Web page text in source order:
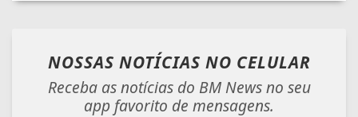
NOSSAS NOTÍCIAS NO CELULAR
Receba as notícias do BM News no seu
app favorito de mensagens.